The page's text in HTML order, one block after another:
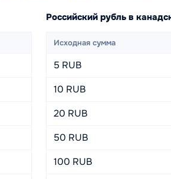
Российский рубль в
Исходная сумма
5 RUB
10 RUB
20 RUB
50 RUB
100 RUB